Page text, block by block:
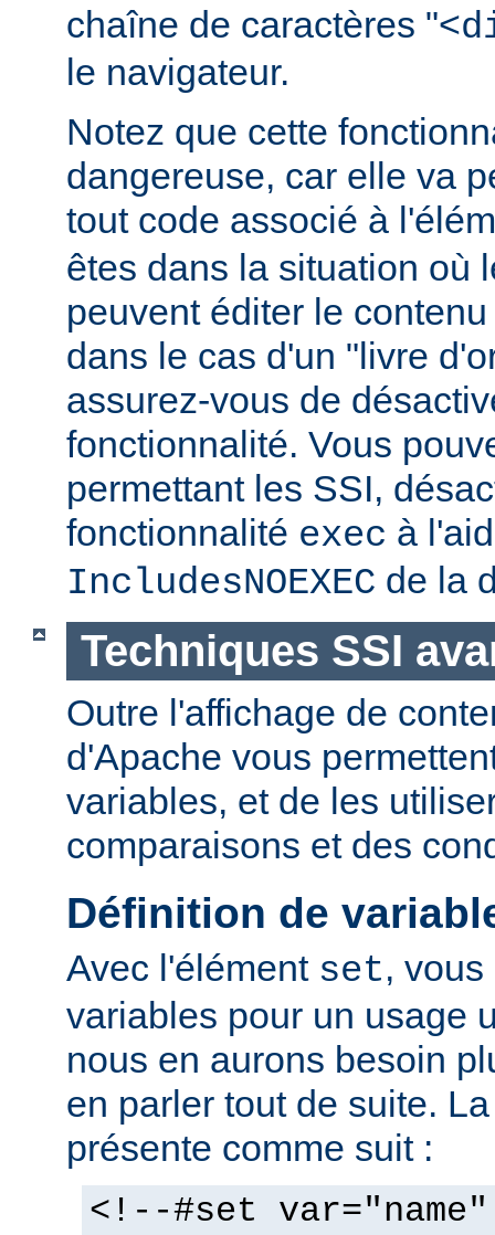
chaîne de caractères "<
le navigateur.
Notez que cette
dangereuse, car elle va
tout code associé à
êtes dans la situation où
peuvent éditer le
dans le cas d'un "livre
assurez-vous de
fonctionnalité. Vous
permettant les SSI,
fonctionnalité exec à
IncludesNOEXEC de la
Techniques SSI
Outre l'affichage de
d'Apache vous
variables, et de les
comparaisons et des
Définition de
Avec l'élément set,
variables pour un usage
nous en aurons besoin
en parler tout de suite.
présente comme suit :
<!--#set